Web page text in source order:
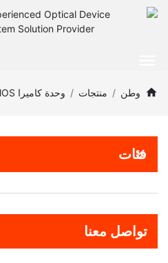
وطن منتجات وحدة كاميرا CMOS
فئات
تواصل معنا